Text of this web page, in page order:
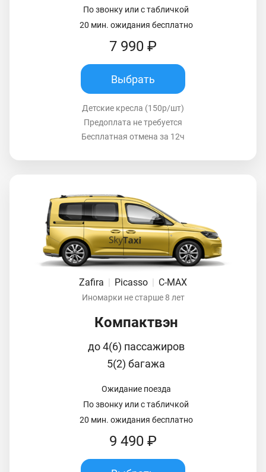
По звонку или с табличкой
20 мин. ожидания бесплатно
7 990 ₽
Выбрать
Детские кресла (150р/шт)
Предоплата не требуется
Бесплатная отмена за 12ч
Zafira | Picasso | C-MAX
Иномарки не старше 8 лет
Компактвэн
до 4(6) пассажиров
5(2) багажа
Ожидание поезда
По звонку или с табличкой
20 мин. ожидания бесплатно
9 490 ₽